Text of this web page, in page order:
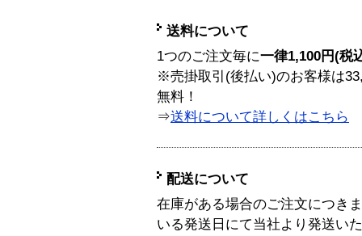
送料について
1つのご注文毎に一律1,100円(税
※売掛取引(後払い)のお客様は
無料！
⇒送料について詳しくはこちら
配送について
在庫がある場合のご注文につき
いる発送日にて当社より発送い